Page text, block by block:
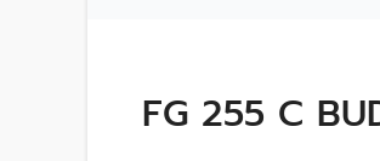
FG 255 C